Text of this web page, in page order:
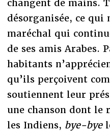
changent de mains.
désorganisée, ce qui
maréchal qui
de ses amis Arabes.
habitants
qu’ils perçoivent
soutiennent leur
une chanson dont le
les Indiens, bye-bye